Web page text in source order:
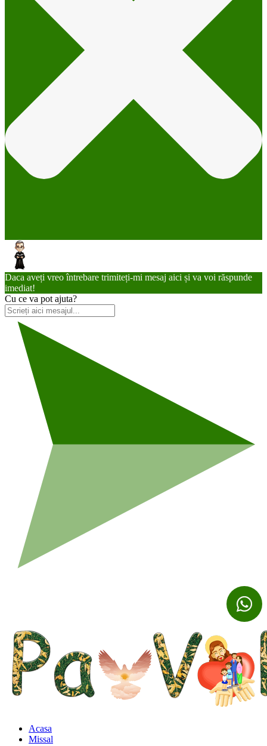
Daca aveți vreo întrebare trimiteți-mi mesaj aici și va voi răspunde
imediat!
Cu ce va pot ajuta?
Acasa
Missal